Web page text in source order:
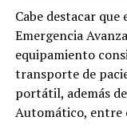
Cabe destacar que
Emergencia
equipamiento
transporte de
portátil, además
Automático, entre